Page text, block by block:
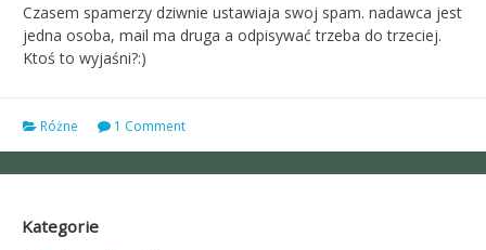
Czasem spamerzy dziwnie ustawiaja swoj spam. nadawca jest
jedna osoba, mail ma druga a odpisywać trzeba do trzeciej.
Ktoś to wyjaśni?:)
Różne 1 Comment
Kategorie